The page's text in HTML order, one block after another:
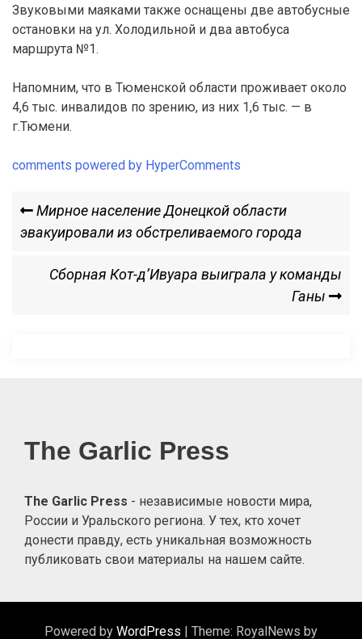
Звуковыми маяками также оснащены две автобусные
остановки на ул. Холодильной и два автобуса
маршрута №1.
Напомним, что в Тюменской области проживает около
4,6 тыс. инвалидов по зрению, из них 1,6 тыс. — в
г.Тюмени.
comments powered by HyperComments
Навигация
записям
Previous
Post
Мирное население Донецкой области
эвакуировали из обстреливаемого города
Сборная Кот-д’Ивуара выиграла у команды
Ганы
The Garlic Press
The Garlic Press - независимые новости мира,
России и Уральского региона. У тех, кто хочет
донести правду, есть уникальная возможность
публиковать свои материалы на нашем сайте.
Powered by WordPress | Theme: RoyalNews by